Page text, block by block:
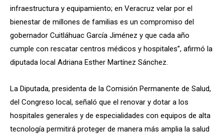
infraestructura y equipamiento; en Veracruz velar por el
bienestar de millones de familias es un compromiso del
gobernador Cuitláhuac García Jiménez y que cada año
cumple con rescatar centros médicos y hospitales”, afirmó la
diputada local Adriana Esther Martínez Sánchez.
La Diputada, presidenta de la Comisión Permanente de Salud,
del Congreso local, señaló que el renovar y dotar a los
hospitales generales y de especialidades con equipos de alta
tecnología permitirá proteger de manera más amplia la salud